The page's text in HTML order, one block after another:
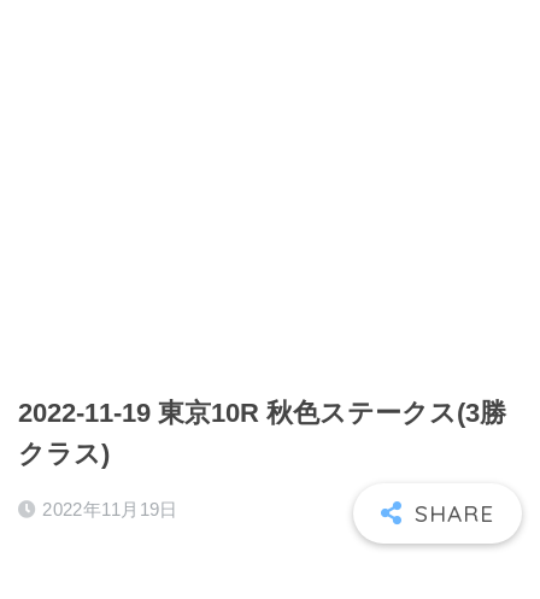
2022-11-19 東京10R 秋色ステークス(3勝
クラス)
2022年11月19日